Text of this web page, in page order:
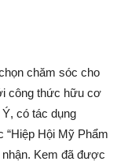
chăm sóc cho
công thức hữu cơ
có tác dụng
Hội Mỹ Phẩm
Kem đã được